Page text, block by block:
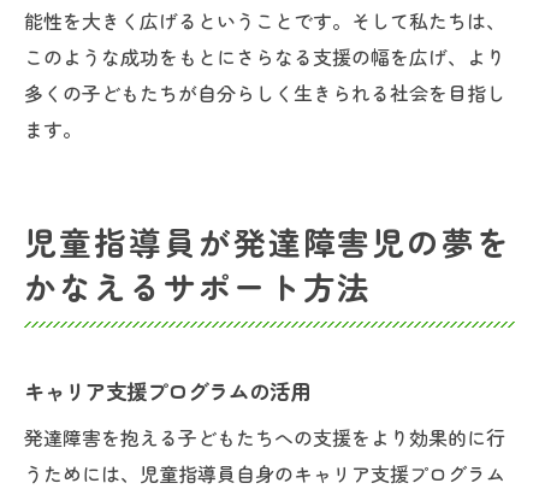
能性を大きく広げるということです。そして私たちは、
このような成功をもとにさらなる支援の幅を広げ、より
多くの子どもたちが自分らしく生きられる社会を目指し
ます。
児童指導員が発達障害児の夢を
かなえるサポート方法
キャリア支援プログラムの活用
発達障害を抱える子どもたちへの支援をより効果的に行
うためには、児童指導員自身のキャリア支援プログラム